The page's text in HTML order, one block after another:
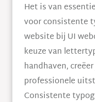
Het is van
voor consistente
website bij UI
keuze van
handhaven,
professionele
Consistente